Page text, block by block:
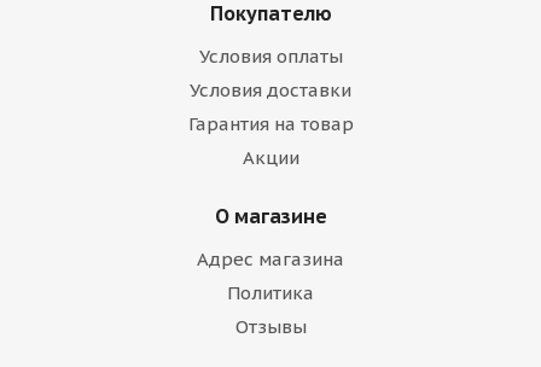
Покупателю
Условия оплаты
Условия доставки
Гарантия на товар
Акции
О магазине
Адрес магазина
Политика
Отзывы